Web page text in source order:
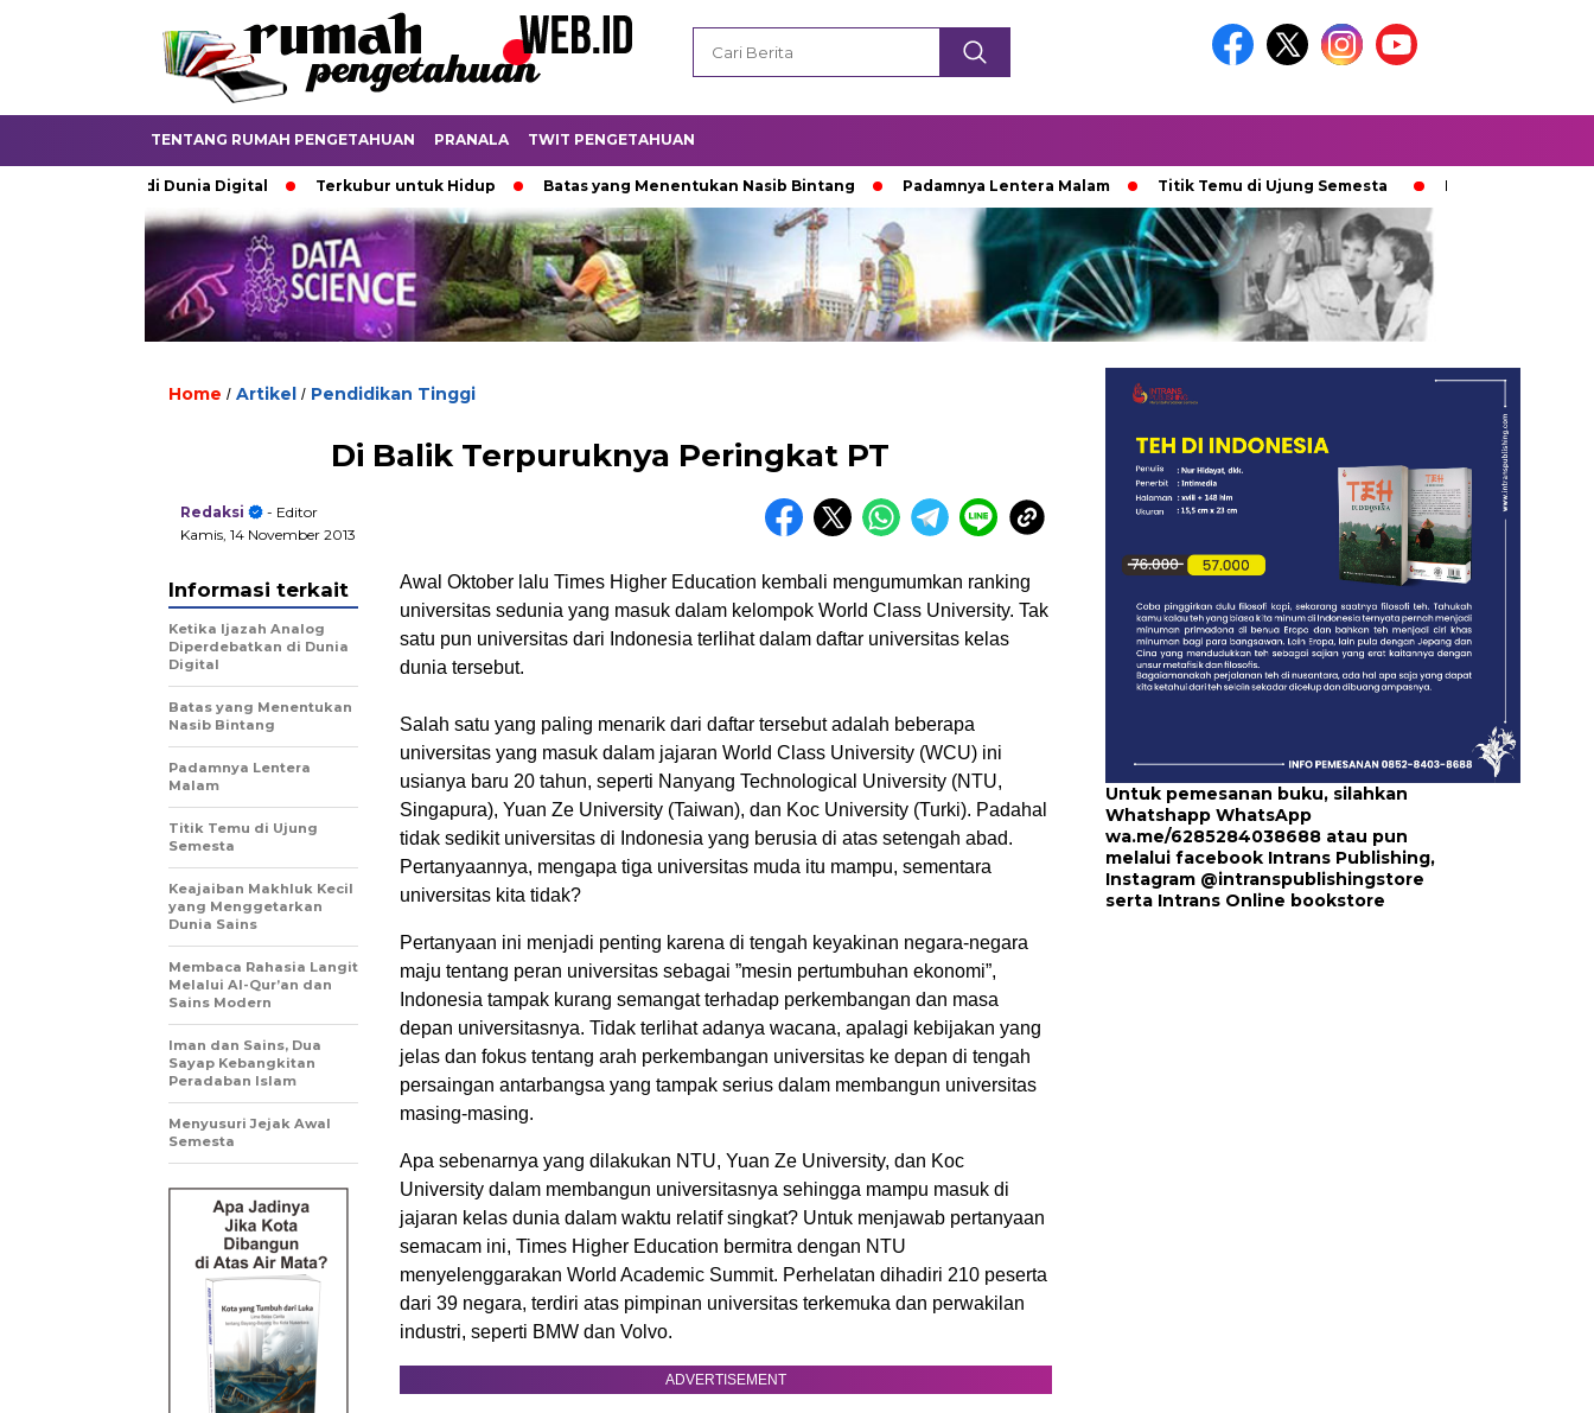
TENTANG RUMAH PENGETAHUAN PRANALA TWIT PENGETAHUAN
di Dunia Digital Terkubur untuk Hidup Batas yang Menentukan Nasib Bintang Padamnya Lentera Malam Titik Temu di Ujung Semesta Ketika Ijazah Analog
Home / Artikel / Pendidikan Tinggi
Di Balik Terpuruknya Peringkat PT
Redaksi
- Editor
Kamis, 14 November 2013
Awal Oktober lalu Times Higher Education kembali mengumumkan ranking
universitas sedunia yang masuk dalam kelompok World Class University. Tak
satu pun universitas dari Indonesia terlihat dalam daftar universitas kelas
dunia tersebut.
Salah satu yang paling menarik dari daftar tersebut adalah beberapa
universitas yang masuk dalam jajaran World Class University (WCU) ini
usianya baru 20 tahun, seperti Nanyang Technological University (NTU,
Singapura), Yuan Ze University (Taiwan), dan Koc University (Turki). Padahal
tidak sedikit universitas di Indonesia yang berusia di atas setengah abad.
Pertanyaannya, mengapa tiga universitas muda itu mampu, sementara
universitas kita tidak?
Pertanyaan ini menjadi penting karena di tengah keyakinan negara-negara
maju tentang peran universitas sebagai ”mesin pertumbuhan ekonomi”,
Indonesia tampak kurang semangat terhadap perkembangan dan masa
depan universitasnya. Tidak terlihat adanya wacana, apalagi kebijakan yang
jelas dan fokus tentang arah perkembangan universitas ke depan di tengah
persaingan antarbangsa yang tampak serius dalam membangun universitas
masing-masing.
Apa sebenarnya yang dilakukan NTU, Yuan Ze University, dan Koc
University dalam membangun universitasnya sehingga mampu masuk di
jajaran kelas dunia dalam waktu relatif singkat? Untuk menjawab pertanyaan
semacam ini, Times Higher Education bermitra dengan NTU
menyelenggarakan World Academic Summit. Perhelatan dihadiri 210 peserta
dari 39 negara, terdiri atas pimpinan universitas terkemuka dan perwakilan
industri, seperti BMW dan Volvo.
ADVERTISEMENT
Informasi terkait
Ketika Ijazah Analog
Diperdebatkan di Dunia
Digital
Batas yang Menentukan
Nasib Bintang
Padamnya Lentera
Malam
Titik Temu di Ujung
Semesta
Keajaiban Makhluk Kecil
yang Menggetarkan
Dunia Sains
Membaca Rahasia Langit
Melalui Al-Qur’an dan
Sains Modern
Iman dan Sains, Dua
Sayap Kebangkitan
Peradaban Islam
Menyusuri Jejak Awal
Semesta
Untuk pemesanan buku, silahkan
Whatshapp WhatsApp
wa.me/6285284038688 atau pun
melalui facebook Intrans Publishing,
Instagram @intranspublishingstore
serta Intrans Online bookstore